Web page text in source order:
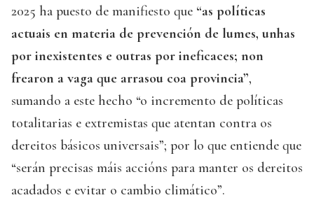
2025 ha puesto de manifiesto que “as políticas
actuais en materia de prevención de lumes, unhas
por inexistentes e outras por ineficaces; non
frearon a vaga que arrasou coa provincia”,
sumando a este hecho “o incremento de políticas
totalitarias e extremistas que atentan contra os
dereitos básicos universais”; por lo que entiende que
“serán precisas máis accións para manter os dereitos
acadados e evitar o cambio climático”.